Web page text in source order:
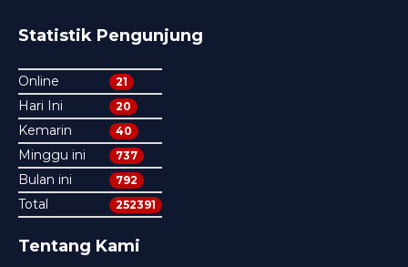
Statistik Pengunjung
Online 21
Hari Ini 20
Kemarin 40
Minggu ini 737
Bulan ini 792
Total 252391
Tentang Kami